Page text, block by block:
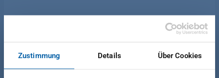
Zustimmung Details Über Cookies
NOTHING JUST